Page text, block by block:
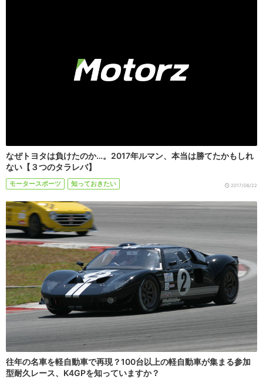
なぜトヨタは負けたのか…。2017年ルマン、本当は勝てたかもしれ
ない【３つのタラレバ】
モータースポーツ 知っておきたい 2017/06/22
往年の名車を軽自動車で再現？100台以上の軽自動車が集まる参加
型耐久レース、K4GPを知っていますか？